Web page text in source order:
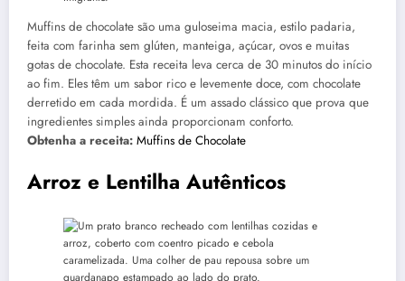
Muffins de chocolate são uma guloseima macia, estilo padaria,
feita com farinha sem glúten, manteiga, açúcar, ovos e muitas
gotas de chocolate. Esta receita leva cerca de 30 minutos do início
ao fim. Eles têm um sabor rico e levemente doce, com chocolate
derretido em cada mordida. É um assado clássico que prova que
ingredientes simples ainda proporcionam conforto.
Obtenha a receita: Muffins de Chocolate
Arroz e Lentilha Autênticos